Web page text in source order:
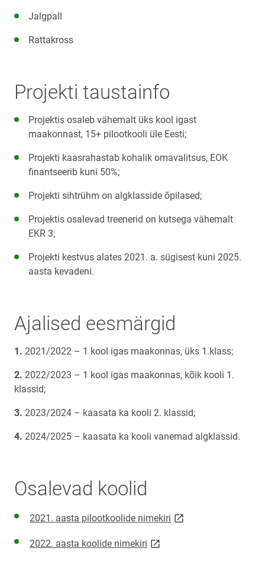
Jalgpall
Rattakross
Projekti taustainfo
Projektis osaleb vähemalt üks kool igast
maakonnast, 15+ pilootkooli üle Eesti;
Projekti kaasrahastab kohalik omavalitsus, EOK
finantseerib kuni 50%;
Projekti sihtrühm on algklasside õpilased;
Projektis osalevad treenerid on kutsega vähemalt
EKR 3;
Projekti kestvus alates 2021. a. sügisest kuni 2025.
aasta kevadeni.
Ajalised eesmärgid
2021/2022 – 1 kool igas maakonnas, üks 1.klass;
2022/2023 – 1 kool igas maakonnas, kõik kooli 1.
klassid;
2023/2024 – kaasata ka kooli 2. klassid;
2024/2025 – kaasata ka kooli vanemad algklassid.
Osalevad koolid
2021. aasta pilootkoolide nimekiri link opens on new
2022. aasta koolide nimekiri link opens on new page